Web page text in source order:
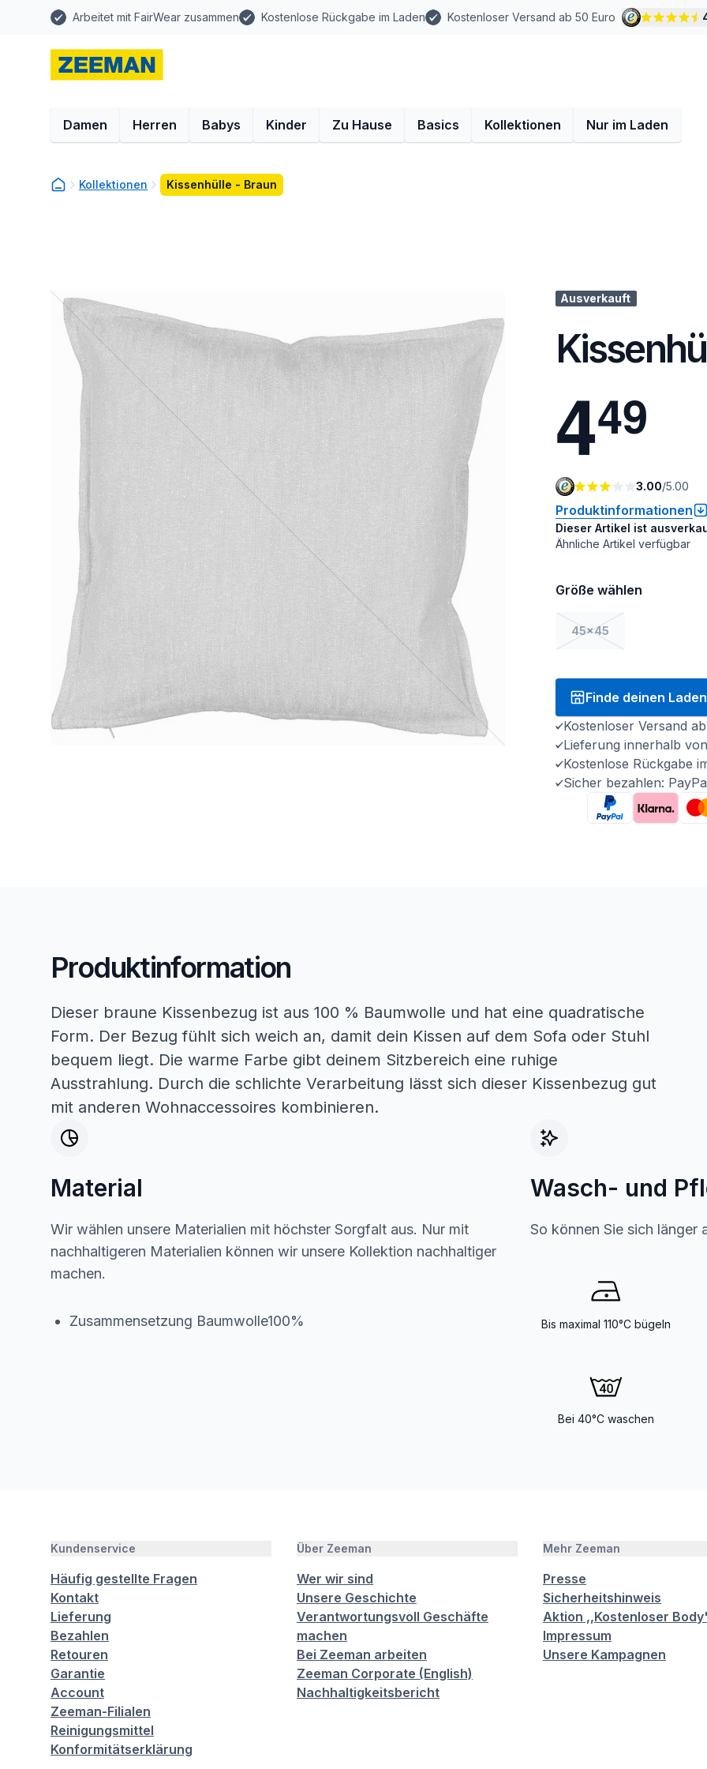
Arbeitet mit FairWear zusammen Kostenlose Rückgabe im Laden Kostenloser Versand ab 50 Euro
Damen Herren Babys Kinder Zu Hause Basics Kollektionen Nur im Laden
Kollektionen Kissenhülle - Braun
Ausverkauft
449
3.00/5.00
Produktinformationen
Dieser Artikel ist
Ähnliche Artikel verfügbar
Größe wählen
45x45
Finde deinen Laden
Kostenloser Versand
Lieferung innerhalb
Kostenlose Rückgabe
Sicher bezahlen:
Produktinformation
Dieser braune Kissenbezug ist aus 100 % Baumwolle und hat eine quadratische
Form. Der Bezug fühlt sich weich an, damit dein Kissen auf dem Sofa oder Stuhl
bequem liegt. Die warme Farbe gibt deinem Sitzbereich eine ruhige
Ausstrahlung. Durch die schlichte Verarbeitung lässt sich dieser Kissenbezug gut
mit anderen Wohnaccessoires kombinieren.
Material
Wir wählen unsere Materialien mit höchster Sorgfalt aus. Nur mit
nachhaltigeren Materialien können wir unsere Kollektion nachhaltiger
machen.
Zusammensetzung Baumwolle100%
Wasch- und
So können Sie sich länger
Bis maximal 110°C bügeln
Bei 40°C waschen
Kundenservice
Häufig gestellte Fragen
Kontakt
Lieferung
Bezahlen
Retouren
Garantie
Account
Zeeman-Filialen
Reinigungsmittel
Konformitätserklärung
Über Zeeman
Wer wir sind
Unsere Geschichte
Verantwortungsvoll Geschäfte
machen
Bei Zeeman arbeiten
Zeeman Corporate (English)
Nachhaltigkeitsbericht
Mehr Zeeman
Presse
Sicherheitshinweis
Aktion ,,Kostenloser
Impressum
Unsere Kampagnen